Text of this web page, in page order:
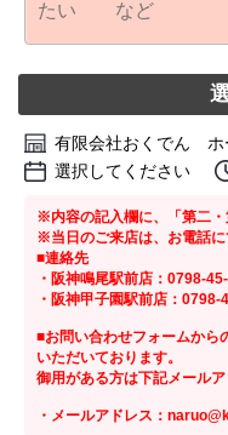
有限会社おくでん ホ
選択してください
※内容の記入欄に、「第二・
※当日のご来店は、お電話に
■連絡先
・阪神鳴尾駅前店：0798-
・阪神甲子園駅前店：0798-
■お問い合わせフォームから
いただいております。
御用がある方は下記メール
・メールアドレス：